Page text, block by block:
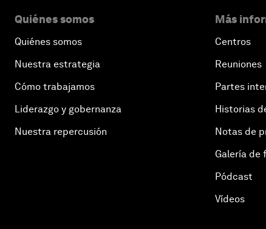
Quiénes somos
Quiénes somos
Nuestra estrategia
Cómo trabajamos
Liderazgo y gobernanza
Nuestra repercusión
Más
Centros
Reuniones
Partes
Historias
Notas de
Galería de
Pódcast
Vídeos